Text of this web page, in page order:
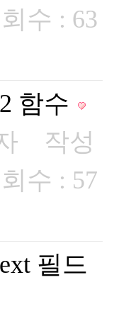
수 : 63
함수
작성
수 : 57
필드